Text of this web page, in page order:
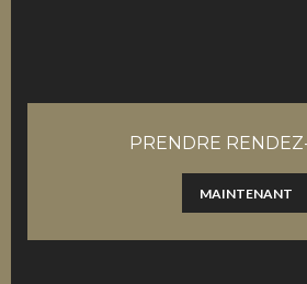
PRENDRE
MAINTENANT